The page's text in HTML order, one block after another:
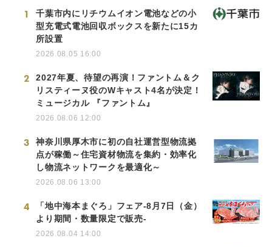
1
千葉市内にリチウムイオン電池などの小
型充電式電池回収ボックスを新たに15カ
所設置
2026.08.05 16:00
2
2027年夏、待望の再演！ファントム＆ク
リスティーヌ役のWキャスト4名が決定！
ミュージカル 『ファントム』
2026.08.06 12:00
3
神奈川県厚木市に初の自社運営型物流拠
点が稼働～住宅資材物流を集約・効率化
し物流ネットワークを最適化～
2026.08.06 13:00
4
「地中海本まぐろ」フェア-8月7日（金）
より期間・数量限定で販売-
2026.08.04 14:00